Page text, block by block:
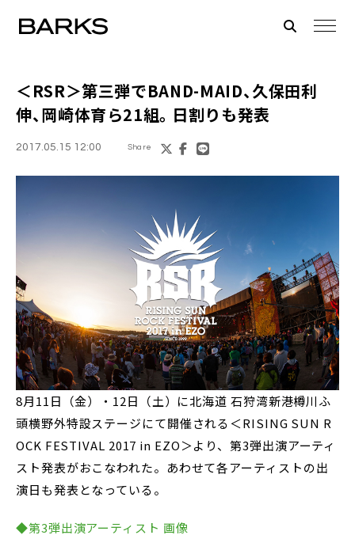
＜RSR＞第三弾でBAND-MAID、久保田利
伸、岡崎体育ら21組。日割りも発表
2017.05.15 12:00 Share
8月11日（金）・12日（土）に北海道 石狩湾新港樽川ふ
頭横野外特設ステージにて開催される＜RISING SUN R
OCK FESTIVAL 2017 in EZO＞より、第3弾出演アーティ
スト発表がおこなわれた。あわせて各アーティストの出
演日も発表となっている。
◆第3弾出演アーティスト 画像